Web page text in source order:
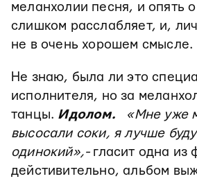
меланхолии песня, и опять
слишком расслабляет, и,
не в очень хорошем смысле.
Не знаю, была ли это
исполнителя, но за
танцы. Идолом. «Мне уже
высосали соки, я лучше
одинокий»,- гласит одна из
дейстивительно, альбом